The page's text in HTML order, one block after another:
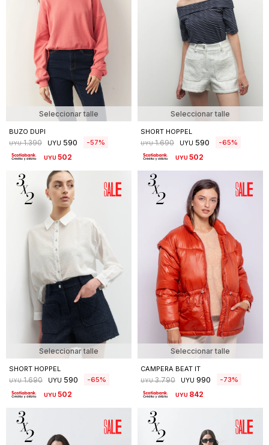
Seleccionar talle
BUZO DUPI
UYU 1.390 UYU 590 57
UYU502
Seleccionar talle
SHORT HOPPEL
UYU 1.690 UYU 590 65
UYU502
Seleccionar talle
SHORT HOPPEL
UYU 1.690 UYU 590 65
UYU502
Seleccionar talle
CAMPERA BEAT IT
UYU 3.790 UYU 990 73
UYU 842